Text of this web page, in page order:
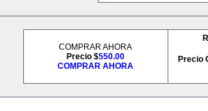
COMPRAR AHORA
Precio $550.00
COMPRAR AHORA
Precio